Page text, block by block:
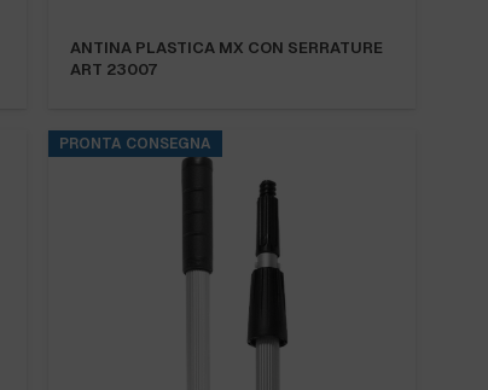
ANTINA PLASTICA MX CON SERRATURE
ART 23007
PRONTA CONSEGNA